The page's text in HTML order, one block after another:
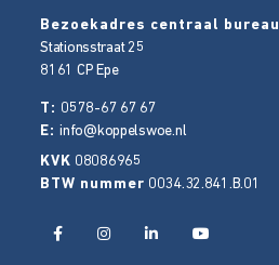
Bezoekadres centraal bureau
Stationsstraat 25
8161 CP Epe
T: 0578-67 67 67
E:info@koppelswoe.nl
KVK 08086965
BTW nummer 0034.32.841.B.01